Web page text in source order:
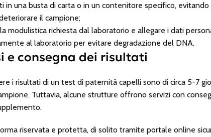
in una busta di carta o in un contenitore specifico,
il campione;
modulistica richiesta dal laboratorio e allegare i dati
al laboratorio per evitare degradazione del DNA.
e consegna dei risultati
i risultati di un test di paternità capelli sono di circa 5-7
Tuttavia, alcune strutture offrono servizi con
riservata e protetta, di solito tramite portale online